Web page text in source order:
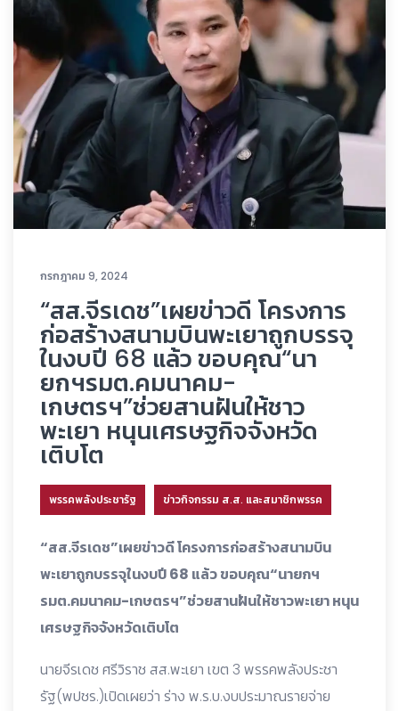
กรกฎาคม 9, 2024
“สส.จีรเดช”เผยข่าวดี โครงการ
ก่อสร้างสนามบินพะเยาถูกบรรจุ
ในงบปี 68 แล้ว ขอบคุณ“นา
ยกฯรมต.คมนาคม-
เกษตรฯ”ช่วยสานฝันให้ชาว
พะเยา หนุนเศรษฐกิจจังหวัด
เติบโต
พรรคพลังประชารัฐ ข่าวกิจกรรม ส.ส. และสมาชิกพรรค
“สส.จีรเดช”เผยข่าวดี โครงการก่อสร้างสนามบิน
พะเยาถูกบรรจุในงบปี 68 แล้ว ขอบคุณ“นายกฯ
รมต.คมนาคม-เกษตรฯ”ช่วยสานฝันให้ชาวพะเยา หนุน
เศรษฐกิจจังหวัดเติบโต
นายจีรเดช ศรีวิราช สส.พะเยา เขต 3 พรรคพลังประชา
รัฐ(พปชร.)เปิดเผยว่า ร่าง พ.ร.บ.งบประมาณรายจ่าย